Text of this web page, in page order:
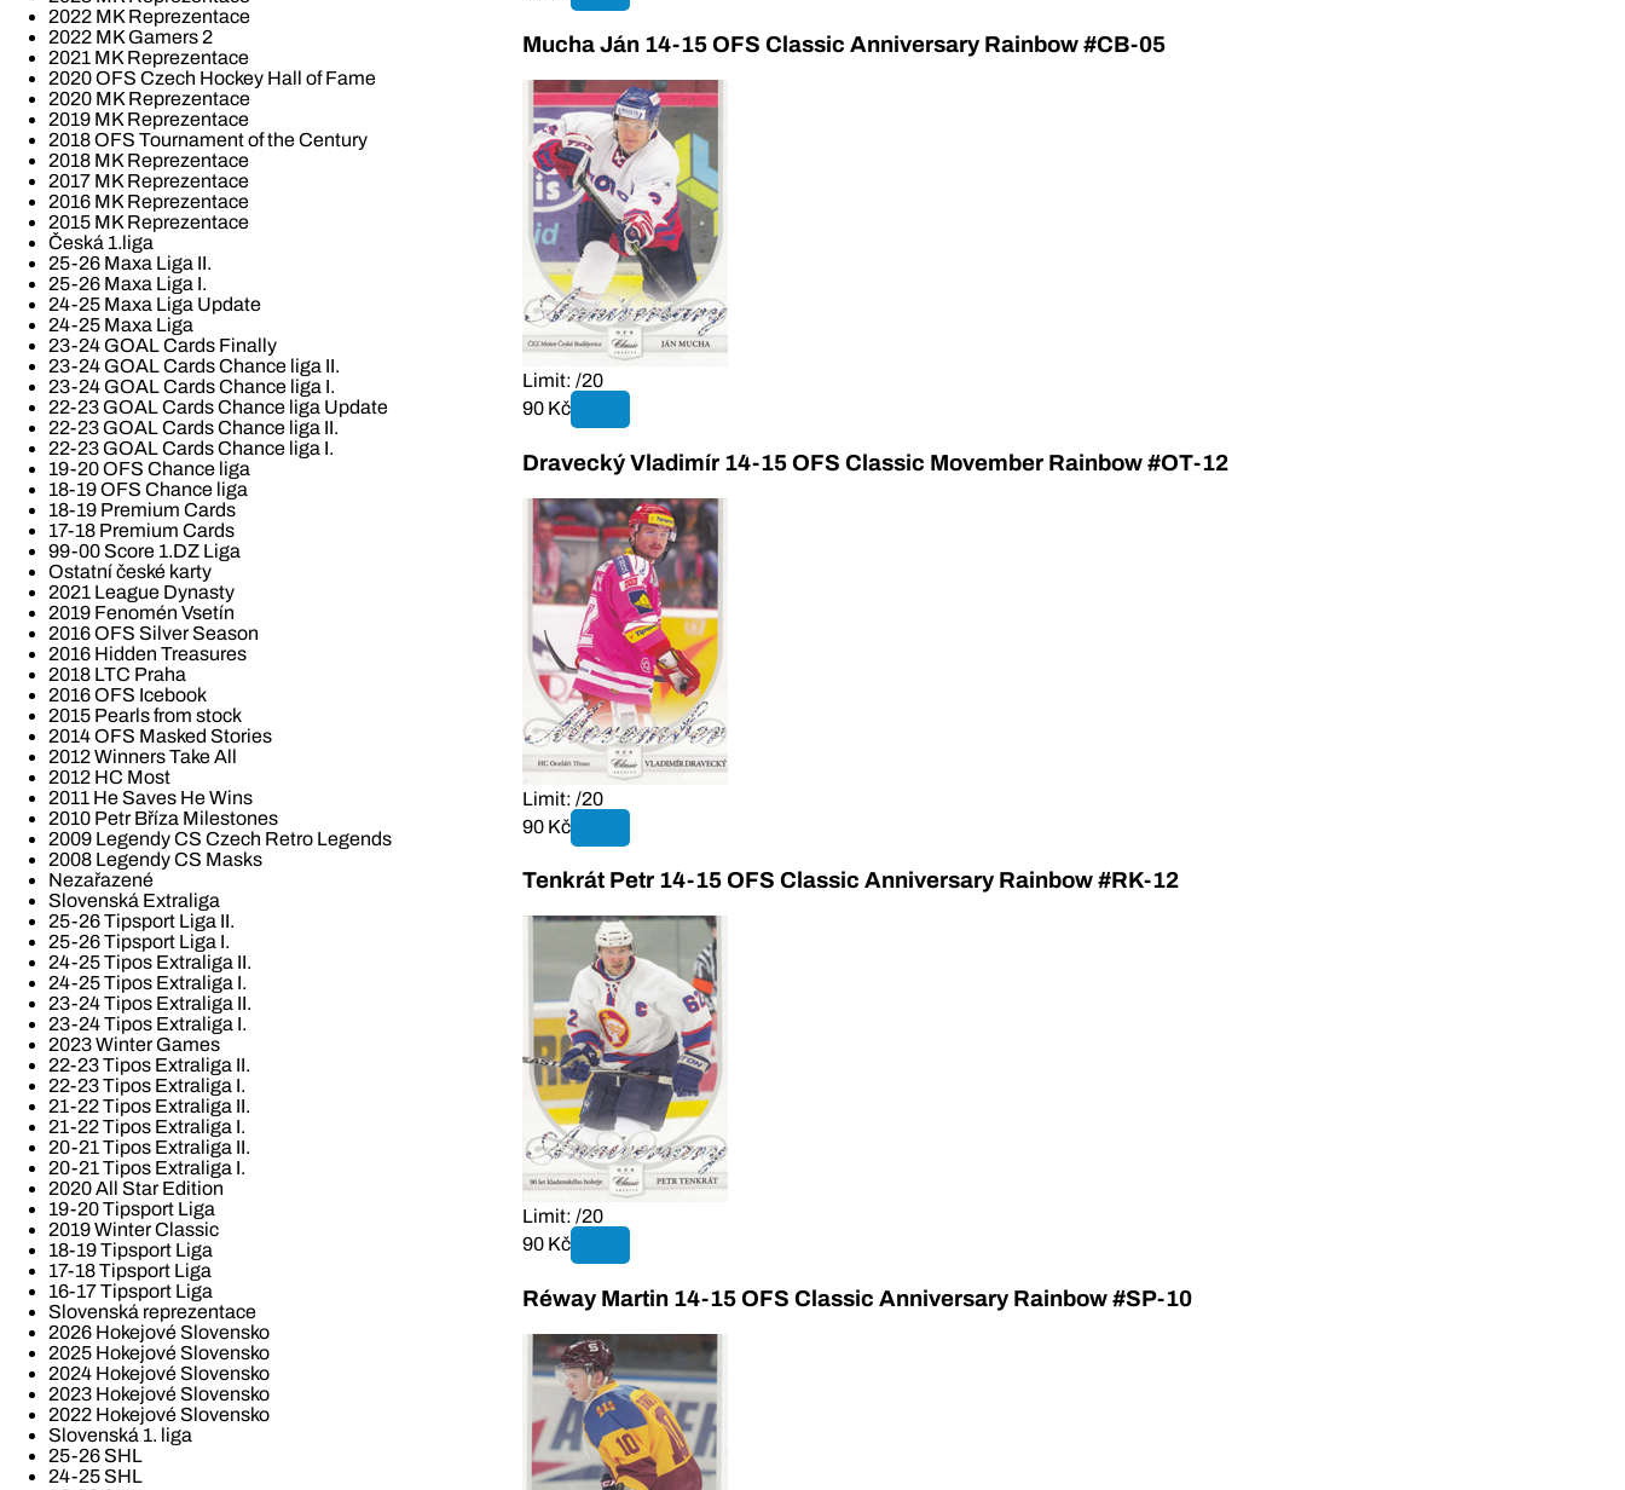
2022 MK Reprezentace
2022 MK Gamers 2
2021 MK Reprezentace
2020 OFS Czech Hockey Hall of Fame
2020 MK Reprezentace
2019 MK Reprezentace
2018 OFS Tournament of the Century
2018 MK Reprezentace
2017 MK Reprezentace
2016 MK Reprezentace
2015 MK Reprezentace
Česká 1.liga
25-26 Maxa Liga II.
25-26 Maxa Liga I.
24-25 Maxa Liga Update
24-25 Maxa Liga
23-24 GOAL Cards Finally
23-24 GOAL Cards Chance liga II.
23-24 GOAL Cards Chance liga I.
22-23 GOAL Cards Chance liga Update
22-23 GOAL Cards Chance liga II.
22-23 GOAL Cards Chance liga I.
19-20 OFS Chance liga
18-19 OFS Chance liga
18-19 Premium Cards
17-18 Premium Cards
99-00 Score 1.DZ Liga
Ostatní české karty
2021 League Dynasty
2019 Fenomén Vsetín
2016 OFS Silver Season
2016 Hidden Treasures
2018 LTC Praha
2016 OFS Icebook
2015 Pearls from stock
2014 OFS Masked Stories
2012 Winners Take All
2012 HC Most
2011 He Saves He Wins
2010 Petr Bříza Milestones
2009 Legendy CS Czech Retro Legends
2008 Legendy CS Masks
Nezařazené
Slovenská Extraliga
25-26 Tipsport Liga II.
25-26 Tipsport Liga I.
24-25 Tipos Extraliga II.
24-25 Tipos Extraliga I.
23-24 Tipos Extraliga II.
23-24 Tipos Extraliga I.
2023 Winter Games
22-23 Tipos Extraliga II.
22-23 Tipos Extraliga I.
21-22 Tipos Extraliga II.
21-22 Tipos Extraliga I.
20-21 Tipos Extraliga II.
20-21 Tipos Extraliga I.
2020 All Star Edition
19-20 Tipsport Liga
2019 Winter Classic
18-19 Tipsport Liga
17-18 Tipsport Liga
16-17 Tipsport Liga
Slovenská reprezentace
2026 Hokejové Slovensko
2025 Hokejové Slovensko
2024 Hokejové Slovensko
2023 Hokejové Slovensko
2022 Hokejové Slovensko
Slovenská 1. liga
25-26 SHL
24-25 SHL
Mucha Ján 14-15 OFS Classic Anniversary Rainbow #CB-05
Limit: /20
90 Kč
Dravecký Vladimír 14-15 OFS Classic Movember Rainbow #OT-12
Limit: /20
90 Kč
Tenkrát Petr 14-15 OFS Classic Anniversary Rainbow #RK-12
Limit: /20
90 Kč
Réway Martin 14-15 OFS Classic Anniversary Rainbow #SP-10